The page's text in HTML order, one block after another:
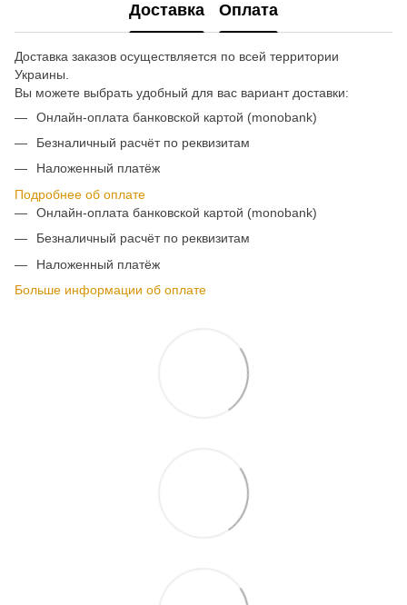
Доставка Оплата
Доставка заказов осуществляется по всей территории
Украины.
Вы можете выбрать удобный для вас вариант доставки:
Онлайн-оплата банковской картой (monobank)
Безналичный расчёт по реквизитам
Наложенный платёж
Подробнее об оплате
Онлайн-оплата банковской картой (monobank)
Безналичный расчёт по реквизитам
Наложенный платёж
Больше информации об оплате